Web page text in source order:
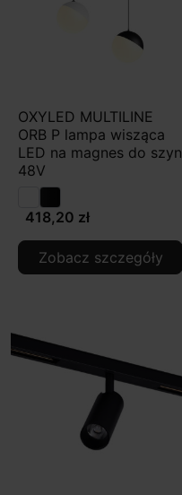
OXYLED MULTILINE
ORB P lampa wisząca
LED na magnes do szyn
48V
418,20 zł
Zobacz szczegóły